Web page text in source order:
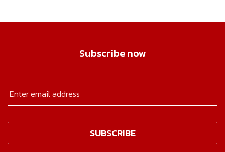
Subscribe now